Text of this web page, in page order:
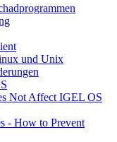
und Unix
Not Affect IGEL OS
- How to Prevent